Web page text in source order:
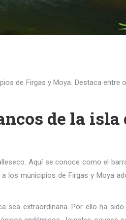
de Firgas y Moya. Destaca entre
de la isla
Aquí se conoce como el
los municipios de Firgas y Moya
sea extraordinaria. Por ello ha